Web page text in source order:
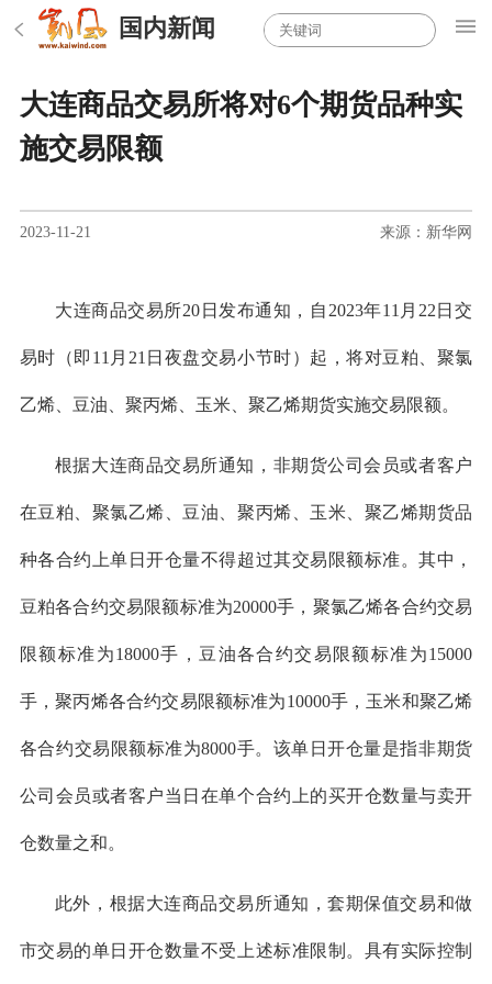
国内新闻
大连商品交易所将对6个期货品种实
施交易限额
2023-11-21 来源：新华网
大连商品交易所20日发布通知，自2023年11月22日交
易时（即11月21日夜盘交易小节时）起，将对豆粕、聚氯
乙烯、豆油、聚丙烯、玉米、聚乙烯期货实施交易限额。
根据大连商品交易所通知，非期货公司会员或者客户
在豆粕、聚氯乙烯、豆油、聚丙烯、玉米、聚乙烯期货品
种各合约上单日开仓量不得超过其交易限额标准。其中，
豆粕各合约交易限额标准为20000手，聚氯乙烯各合约交易
限额标准为18000手，豆油各合约交易限额标准为15000
手，聚丙烯各合约交易限额标准为10000手，玉米和聚乙烯
各合约交易限额标准为8000手。该单日开仓量是指非期货
公司会员或者客户当日在单个合约上的买开仓数量与卖开
仓数量之和。
此外，根据大连商品交易所通知，套期保值交易和做
市交易的单日开仓数量不受上述标准限制。具有实际控制